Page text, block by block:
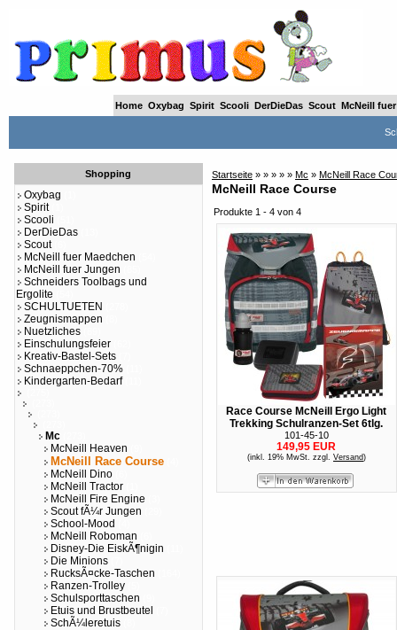
Home Oxybag Spirit Scooli DerDieDas Scout McNeill
Shopping
Oxybag
Spirit(1)
Scooli
DerDieDas
Scout(6)
McNeill fuer Maedchen
McNeill fuer Jungen
Schneiders Toolbags und
Ergolite
SCHULTUETEN
Zeugnismappen
Nuetzliches
Einschulungsfeier
Kreativ-Bastel-Sets
Schnaeppchen-70%
Kindergarten-Bedarf(11)
Mc
McNeill Heaven
McNeill Race Course
McNeill Dino
McNeill Tractor
McNeill Fire Engine
Scout fÃ¼r Jungen
School-Mood
McNeill Roboman
Disney-Die EiskÃ¶nigin
Die Minions
RucksÃ¤cke-Taschen
Ranzen-Trolley
Schulsporttaschen
Etuis und Brustbeutel
SchÃ¼leretuis
Startseite » » » » » Mc » McNeill Race
McNeill Race Course
Produkte 1 - 4 von 4
Race Course McNeill Ergo Light
Trekking Schulranzen-Set 6tlg.
101-45-10
149,95 EUR
(inkl. 19% MwSt. zzgl. Versand)